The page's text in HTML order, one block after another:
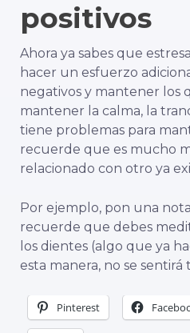
positivos
Ahora ya sabes que
hacer un esfuerzo
negativos y mantener los
mantener la calma, la
tiene problemas para
recuerde que es mucho
relacionado con otro ya
Por ejemplo, pon una
recuerde que debes
los dientes (algo que ya
esta manera, no se sentirá
Pinterest